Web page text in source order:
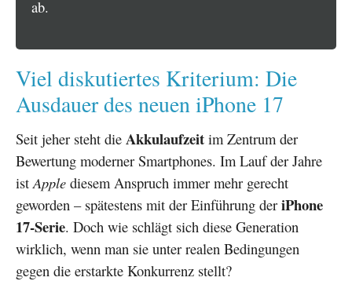
ab.
Viel diskutiertes Kriterium: Die
Ausdauer des neuen iPhone 17
Seit jeher steht die Akkulaufzeit im Zentrum der
Bewertung moderner Smartphones. Im Lauf der Jahre
ist Apple diesem Anspruch immer mehr gerecht
geworden – spätestens mit der Einführung der iPhone
17-Serie. Doch wie schlägt sich diese Generation
wirklich, wenn man sie unter realen Bedingungen
gegen die erstarkte Konkurrenz stellt?